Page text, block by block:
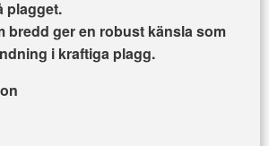
plagget.
bredd ger en robust känsla som
i kraftiga plagg.